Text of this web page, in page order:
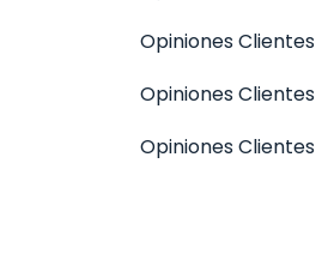
Opiniones Clientes
Opiniones Clientes
Opiniones Clientes